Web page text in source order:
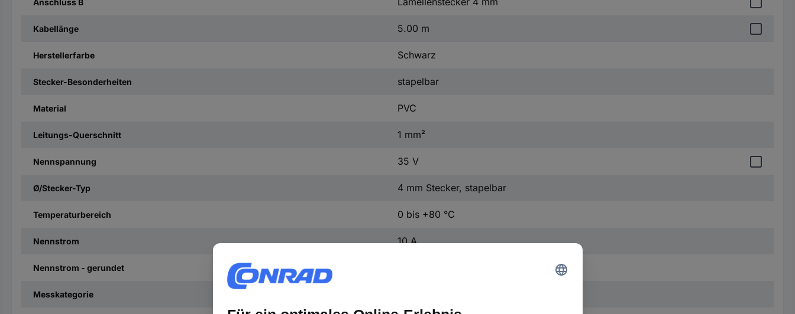
Anschluss B
Kabellänge 5.00 m
Herstellerfarbe Schwarz
Stecker-Besonderheiten stapelbar
Material PVC
Leitungs-Querschnitt 1 mm²
Nennspannung 35 V
Ø/Stecker-Typ 4 mm Stecker, stapelbar
Temperaturbereich 0 bis +80 °C
Nennstrom 10 A
Nennstrom - gerundet
Messkategorie